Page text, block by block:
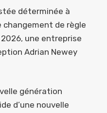
déterminée à
de règle
une entreprise
Adrian Newey
génération
d’une nouvelle